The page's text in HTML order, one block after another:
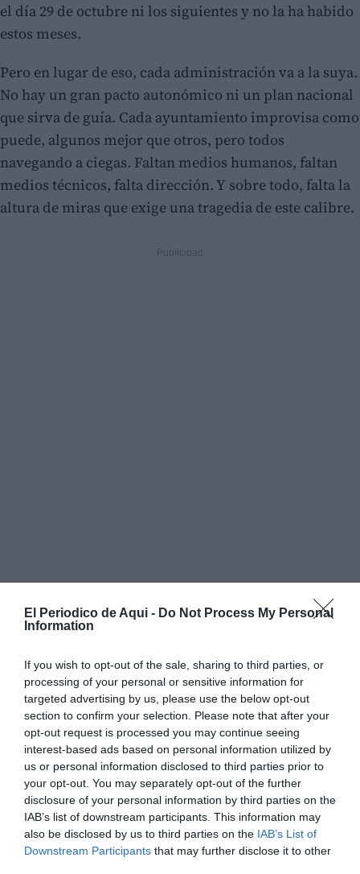
El Periodico de Aqui - Do Not Process My Personal
Information
If you wish to opt-out of the sale, sharing to third parties, or
processing of your personal or sensitive information for
targeted advertising by us, please use the below opt-out
section to confirm your selection. Please note that after your
opt-out request is processed you may continue seeing
interest-based ads based on personal information utilized by
us or personal information disclosed to third parties prior to
your opt-out. You may separately opt-out of the further
disclosure of your personal information by third parties on the
IAB’s list of downstream participants. This information may
also be disclosed by us to third parties on the IAB’s List of
Downstream Participants that may further disclose it to other
el día 29 de octubre ni los siguientes y no la ha habido
estos meses.
Pero en lugar de eso, cada administración va a la suya.
No hay un gran pacto autonómico ni un plan nacional
que sirva de guía. Cada ayuntamiento improvisa como
puede, algunos mejor que otros, pero todos
navegando a ciegas. Faltan medios humanos, faltan
medios técnicos, falta dirección. Y sobre todo, falta la
altura de miras que exige una tragedia de este calibre.
Las responsabilidades judiciales, si las hay, se
dirimirán en su momento. Pero las responsabilidades
políticas son evidentes y no requieren sentencia: se
falló antes, por no haber hecho las obras preventivas
que los expertos reclamaban desde hace años. Se falló
durante, por no reaccionar con la contundencia